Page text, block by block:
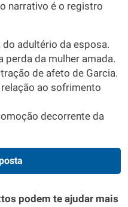
narrativo é o registro
adultério da esposa.
perda da mulher amada.
de afeto de Garcia.
ao sofrimento
decorrente da
podem te ajudar mais